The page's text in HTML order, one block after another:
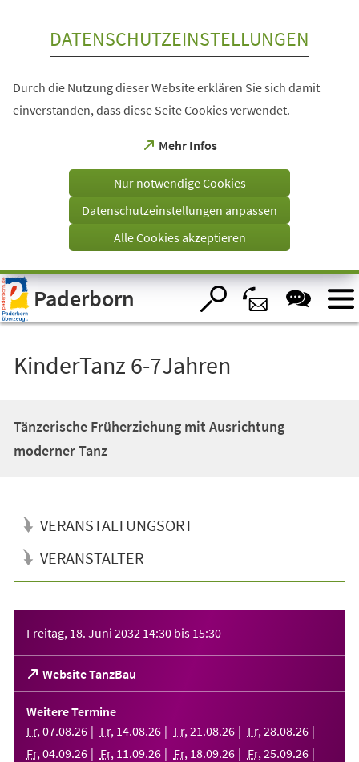
Visuelle
Assistenzsoftware
öffnen.
DATENSCHUTZEINSTELLUNGEN
Durch die Nutzung dieser Website erklären Sie sich damit
einverstanden, dass diese Seite Cookies verwendet.
Mehr Infos
(Öffnet
einem
Tab)
Nur notwendige Cookies
Datenschutzeinstellungen anpassen
Alle Cookies akzeptieren
Paderborn
KinderTanz 6-7Jahren
Tänzerische Früherziehung mit Ausrichtung
moderner Tanz
VERANSTALTUNGSORT
VERANSTALTER
Freitag, 18. Juni 2032 14:30 bis 15:30
Website TanzBau
(Öffnet
in
einem
neuen
Tab)
Weitere Termine
Fr, 07.08.26 Fr, 14.08.26 Fr, 21 .08.26 Fr, 28.08.26
Fr, 04.09.26 Fr, 11 .09.26 Fr, 18.09.26 Fr, 25.09.26